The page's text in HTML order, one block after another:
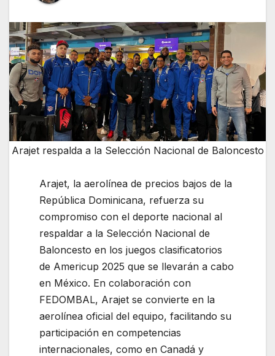
Arajet respalda a la Selección Nacional de Baloncesto
Arajet, la aerolínea de precios bajos de la
República Dominicana, refuerza su
compromiso con el deporte nacional al
respaldar a la Selección Nacional de
Baloncesto en los juegos clasificatorios
de Americup 2025 que se llevarán a cabo
en México. En colaboración con
FEDOMBAL, Arajet se convierte en la
aerolínea oficial del equipo, facilitando su
participación en competencias
internacionales, como en Canadá y